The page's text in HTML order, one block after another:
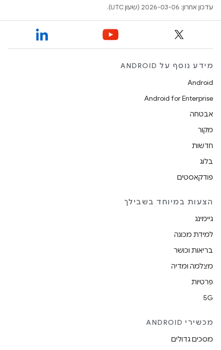
עדכון אחרון: 2026-03-06 (שעון UTC).
מידע נוסף על ANDROID
Android
Android for Enterprise
אבטחה
מקור
חדשות
בלוג
פודקאסטים
הצעות במיוחד בשבילך
גיימינג
למידת מכונה
בריאות וכושר
מצלמה ומדיה
פרטיות
5G
מכשירי ANDROID
מסכים גדולים